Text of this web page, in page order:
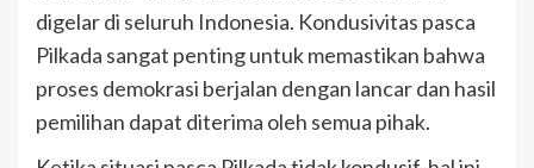
digelar di seluruh Indonesia. Kondusivitas pasca
Pilkada sangat penting untuk memastikan bahwa
proses demokrasi berjalan dengan lancar dan hasil
pemilihan dapat diterima oleh semua pihak.